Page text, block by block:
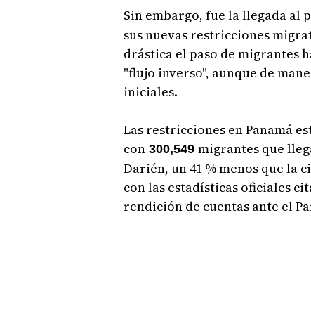
Sin embargo, fue la llegada al
sus nuevas restricciones
drástica el paso de migrantes
"flujo inverso", aunque de
iniciales.
Las restricciones en Panamá
con300,549 migrantes que
Darién, un 41 % menos que la
con las estadísticas oficiales
rendición de cuentas ante el